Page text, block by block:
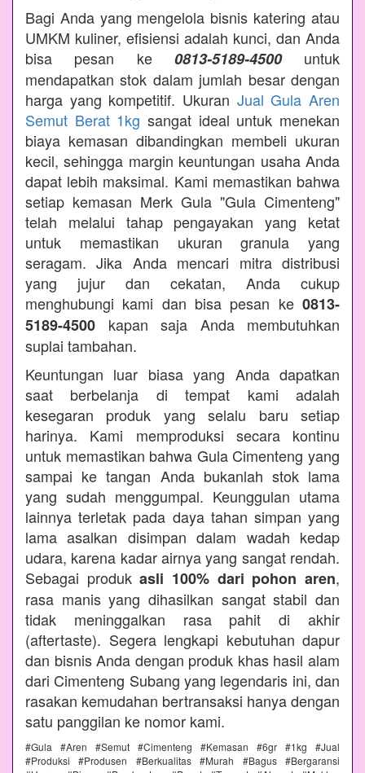
Bagi Anda yang mengelola bisnis katering atau
UMKM kuliner, efisiensi adalah kunci, dan Anda
bisa pesan ke 0813-5189-4500untuk
mendapatkan stok dalam jumlah besar dengan
harga yang kompetitif. Ukuran Jual Gula Aren
Semut Berat 1kg sangat ideal untuk menekan
biaya kemasan dibandingkan membeli ukuran
kecil, sehingga margin keuntungan usaha Anda
dapat lebih maksimal. Kami memastikan bahwa
setiap kemasan Merk Gula "Gula Cimenteng"
telah melalui tahap pengayakan yang ketat
untuk memastikan ukuran granula yang
seragam. Jika Anda mencari mitra distribusi
yang jujur dan cekatan, Anda cukup
menghubungi kami dan bisa pesan ke 0813-
5189-4500 kapan saja Anda membutuhkan
suplai tambahan.
Keuntungan luar biasa yang Anda dapatkan
saat berbelanja di tempat kami adalah
kesegaran produk yang selalu baru setiap
harinya. Kami memproduksi secara kontinu
untuk memastikan bahwa Gula Cimenteng yang
sampai ke tangan Anda bukanlah stok lama
yang sudah menggumpal. Keunggulan utama
lainnya terletak pada daya tahan simpan yang
lama asalkan disimpan dalam wadah kedap
udara, karena kadar airnya yang sangat rendah.
Sebagai produkasli 100% dari pohon aren,
rasa manis yang dihasilkan sangat stabil dan
tidak meninggalkan rasa pahit di akhir
(aftertaste). Segera lengkapi kebutuhan dapur
dan bisnis Anda dengan produk khas hasil alam
dari Cimenteng Subang yang legendaris ini, dan
rasakan kemudahan bertransaksi hanya dengan
satu panggilan ke nomor kami.
#Gula #Aren #Semut #Cimenteng #Kemasan #6gr #1kg #Jual
#Produksi #Produsen #Berkualitas #Murah #Bagus #Bergaransi